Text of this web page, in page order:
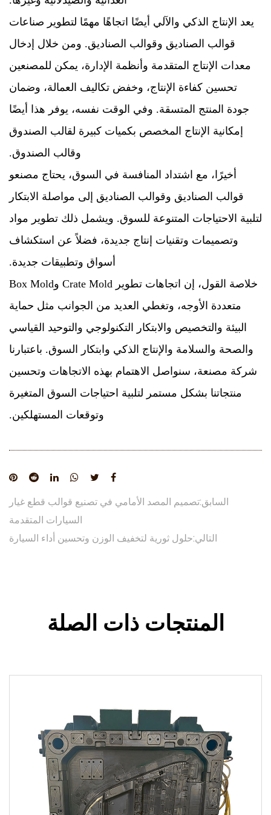
يعد الإنتاج الذكي والآلي أيضًا اتجاهًا مهمًا لتطوير صناعات
قوالب الصناديق وقوالب الصناديق. ومن خلال إدخال
معدات الإنتاج المتقدمة وأنظمة الإدارة، يمكن للمصنعين
تحسين كفاءة الإنتاج، وخفض تكاليف العمالة، وضمان
جودة المنتج المتسقة. وفي الوقت نفسه، يوفر هذا أيضًا
إمكانية الإنتاج المخصص بكميات كبيرة لقالب الصندوق
وقالب الصندوق.
أخيرًا، مع اشتداد المنافسة في السوق، يحتاج مصنعو
قوالب الصناديق وقوالب الصناديق إلى مواصلة الابتكار
لتلبية الاحتياجات المتنوعة للسوق. ويشمل ذلك تطوير مواد
وتصميمات وتقنيات إنتاج جديدة، فضلاً عن استكشاف
أسواق وتطبيقات جديدة.
خلاصة القول، إن اتجاهات تطوير Crate Mold وBox Mold
متعددة الأوجه، وتغطي العديد من الجوانب مثل حماية
البيئة والتخصيص والابتكار التكنولوجي والتوحيد القياسي
والصحة والسلامة والإنتاج الذكي وابتكار السوق. باعتبارنا
شركة مصنعة، سنواصل الاهتمام بهذه الاتجاهات وتحسين
منتجاتنا بشكل مستمر لتلبية احتياجات السوق المتغيرة
وتوقعات المستهلكين.
السابق:تصميم المصد الأمامي في تصنيع قوالب قطع غيار
السيارات المتقدمة
التالي:حلول ثورية لتخفيف الوزن وتحسين أداء السيارة
المنتجات ذات الصلة